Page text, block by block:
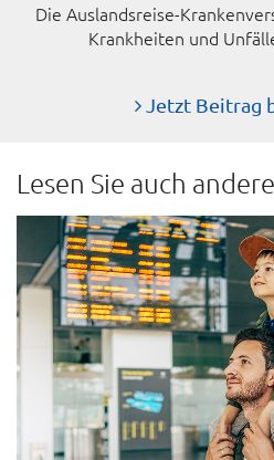
Die Auslandsreise-
Krankheiten und
Jetzt Beitrag
Lesen Sie auch